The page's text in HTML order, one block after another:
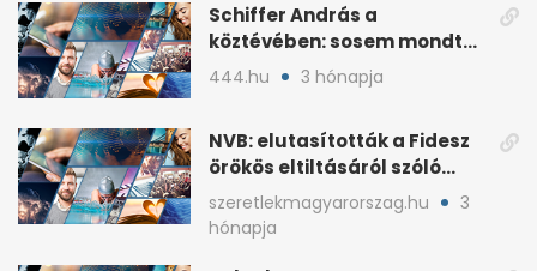
Schiffer András a
köztévében: sosem mondta,
ki fog nyerni
444.hu 3 hónapja
NVB: elutasították a Fidesz
örökös eltiltásáról szóló
népszavazást
szeretlekmagyarorszag.hu
3
hónapja